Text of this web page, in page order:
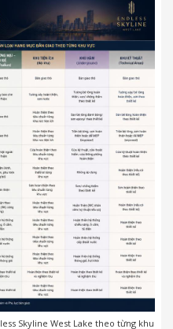
Skyline West Lake theo từng khu